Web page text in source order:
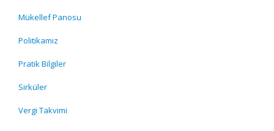
Mükellef Panosu
Politikamız
Pratik Bilgiler
Sirküler
Vergi Takvimi